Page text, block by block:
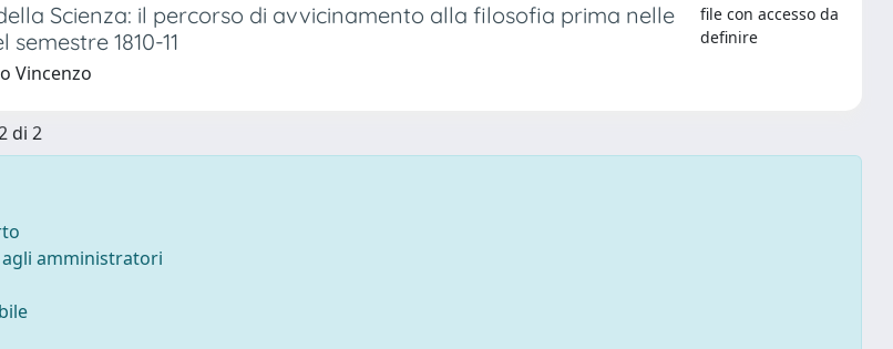
Scienza: il percorso di avvicinamento alla filosofia prima nelle
1810-11
file con accesso da
definire
Vincenzo
di 2
amministratori